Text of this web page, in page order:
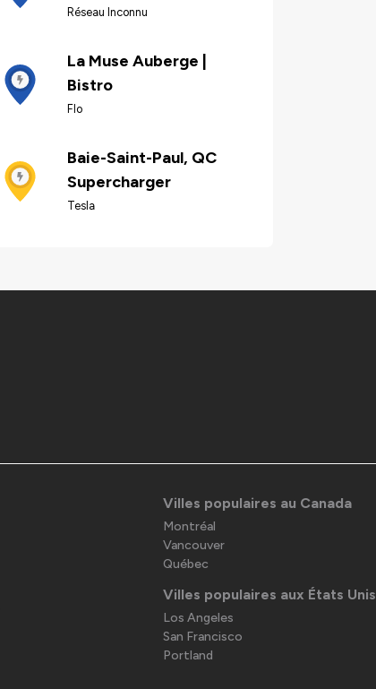
Réseau Inconnu
La Muse Auberge |
Bistro
Flo
Baie-Saint-Paul, QC
Supercharger
Tesla
Villes populaires au Canada
Montréal
Vancouver
Québec
Villes populaires aux États Unis
Los Angeles
San Francisco
Portland